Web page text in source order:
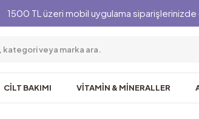
1500 TL üzeri mobil uygulama
CİLT BAKIMI VİTAMİN & MİNERALLER